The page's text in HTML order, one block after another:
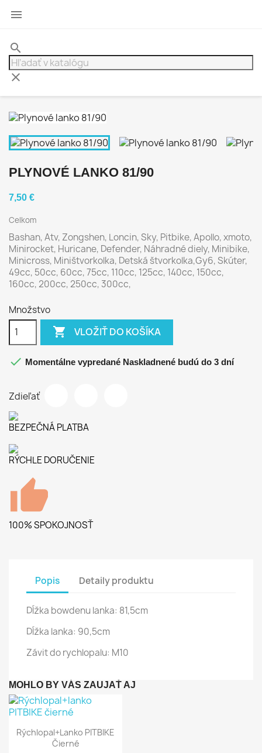

search
clear
PLYNOVÉ LANKO 81/90
7,50 €
Celkom
Bashan, Atv, Zongshen, Loncin, Sky, Pitbike, Apollo, xmoto,
Minirocket, Huricane, Defender, Náhradné diely, Minibike,
Minicross, Miništvorkolka, Detská štvorkolka,Gy6, Skúter,
49cc, 50cc, 60cc, 75cc, 110cc, 125cc, 140cc, 150cc,
160cc, 200cc, 250cc, 300cc,
Množstvo
 VLOŽIŤ DO KOŠÍKA
 Momentálne vypredané Naskladnené budú do 3 dní
Zdieľať
BEZPEČNÁ PLATBA
RÝCHLE DORUČENIE
100% SPOKOJNOSŤ
Popis Detaily produktu
Dĺžka bowdenu lanka: 81,5cm
Dĺžka lanka: 90,5cm
Závit do rychlopalu: M10
MOHLO BY VÁS ZAUJAŤ AJ
Rýchly náhľad
Rýchlopal+lanko PITBIKE
Čierné